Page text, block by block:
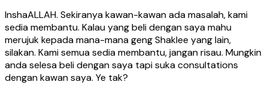
InshaALLAH. Sekiranya kawan-kawan ada masalah, kami
sedia membantu. Kalau yang beli dengan saya mahu
merujuk kepada mana-mana geng Shaklee yang lain,
silakan. Kami semua sedia membantu, jangan risau. Mungkin
anda selesa beli dengan saya tapi suka consultations
dengan kawan saya. Ye tak?